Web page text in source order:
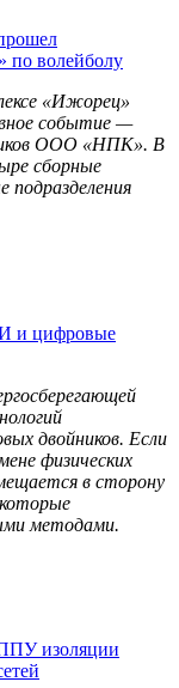
волейболу
«Ижорец»
событие —
ООО «НПК». В
сборные
подразделения
и цифровые
двойников. Если
физических
в сторону
методами.
изоляции